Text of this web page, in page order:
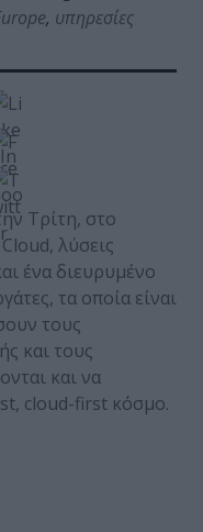
, υπηρεσίες
Τρίτη, στο
λύσεις
ένα διευρυμένο
τα οποία είναι
τους
και τους
και να
cloud-first κόσμο.